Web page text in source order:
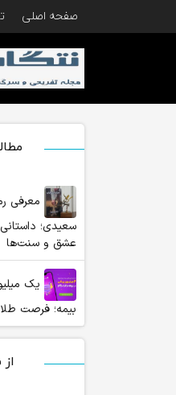
صفحه اصلی
معرفی
سعیدی؛ داستانی
عشق و سنت‌ها
یک
بیمه؛ فرصت